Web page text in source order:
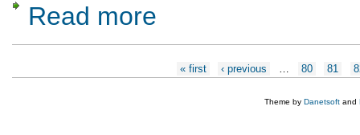
Read more
« first ‹ previous … 80 81
Theme by Danetsoft and